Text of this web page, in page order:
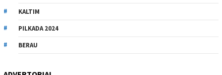
KALTIM
PILKADA 2024
BERAU